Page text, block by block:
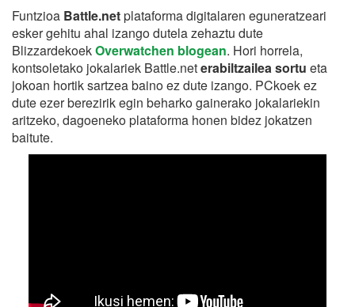
Funtzioa Battle.netplataforma digitalaren eguneratzeari
esker gehitu ahal izango dutela zehaztu dute
BlizzardekoekOverwatchen blogean. Hori horrela,
kontsoletako jokalariek Battle.neterabiltzailea sortu eta
jokoan hortik sartzea baino ez dute izango. PCkoek ez
dute ezer berezirik egin beharko gainerako jokalariekin
aritzeko, dagoeneko plataforma honen bidez jokatzen
baitute.